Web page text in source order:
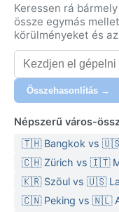
Keressen rá
össze egymás
körülményeket és
Összehasonlítás →
Népszerű város-
🇹🇭 Bangkok vs 🇺🇸
🇨🇭 Zürich vs 🇮🇹
🇰🇷 Szöul vs 🇺🇸
🇨🇳 Peking vs 🇳🇱